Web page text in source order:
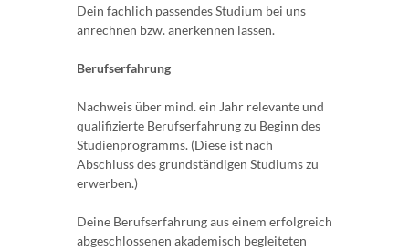
Dein fachlich passendes Studium bei uns
anrechnen bzw. anerkennen lassen.
Berufserfahrung
Nachweis über mind. ein Jahr relevante und
qualifizierte Berufserfahrung zu Beginn des
Studienprogramms. (Diese ist nach
Abschluss des grundständigen Studiums zu
erwerben.)
Deine Berufserfahrung aus einem erfolgreich
abgeschlossenen akademisch begleiteten